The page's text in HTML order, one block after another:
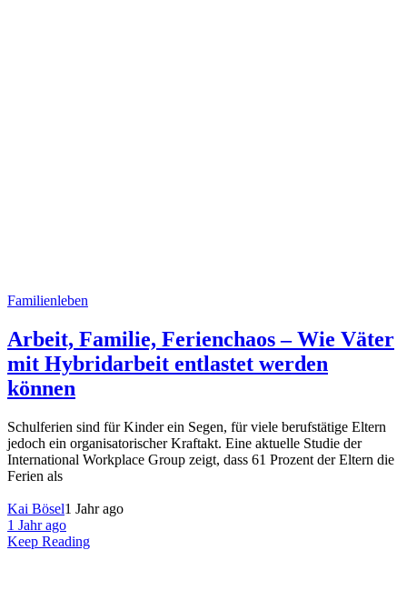
Familienleben
Arbeit, Familie, Ferienchaos – Wie Väter
mit Hybridarbeit entlastet werden
können
Schulferien sind für Kinder ein Segen, für viele berufstätige Eltern
jedoch ein organisatorischer Kraftakt. Eine aktuelle Studie der
International Workplace Group zeigt, dass 61 Prozent der Eltern die
Ferien als
Kai Bösel1 Jahr ago
1 Jahr ago
Keep Reading